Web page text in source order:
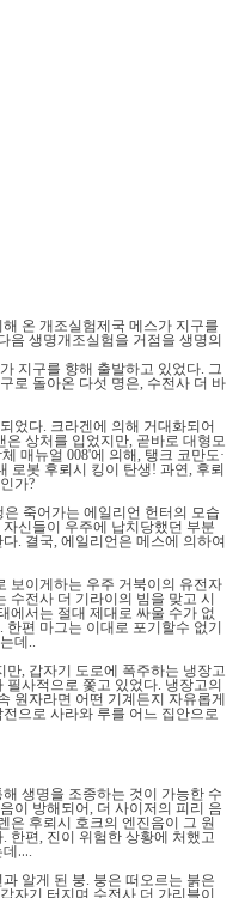
온 개조실험제국 메스가 지구를
음 생명개조실험을 거점을 생명의
지구를 향해 출발하고 있었다. 그
로 돌아온 다섯 명은, 수전사 더 바
었다. 크라겐에 의해 거대화되어
은 상처를 입었지만, 곧바로 대형모
체 매뉴얼008'에 의해, 탱크 코만도·
로봇 후뢰시 킹이 탄생! 과연, 후뢰
가?
죽어가는 에일리언 헌터의 모습
신들이 우주에 납치당했던 부분
다. 결국, 에일리언은 메스에 의하여
보이게하는 우주 거북이의 유전자
수전사 더 기라이의 빔을 맞고 시
에서는 절대 제대로 싸울 수가 없
. 한편 마그는 이대로 포기할수 없기
데..
만, 갑자기 도로에 폭주하는 냉장고
필사적으로 쫓고 있었다. 냉장고의
원자라면 어떤 기계든지 자유롭게
으로 사라와 루를 어느 집안으로
생명을 조종하는 것이 가능한 수
이 방해되어, 더 사이저의 피리 음
은 후뢰시 호크의 엔진음이 그 원
. 한편, 진이 위험한 상황에 처했고
데….
알게 된 붕. 붕은 떠오르는 붉은